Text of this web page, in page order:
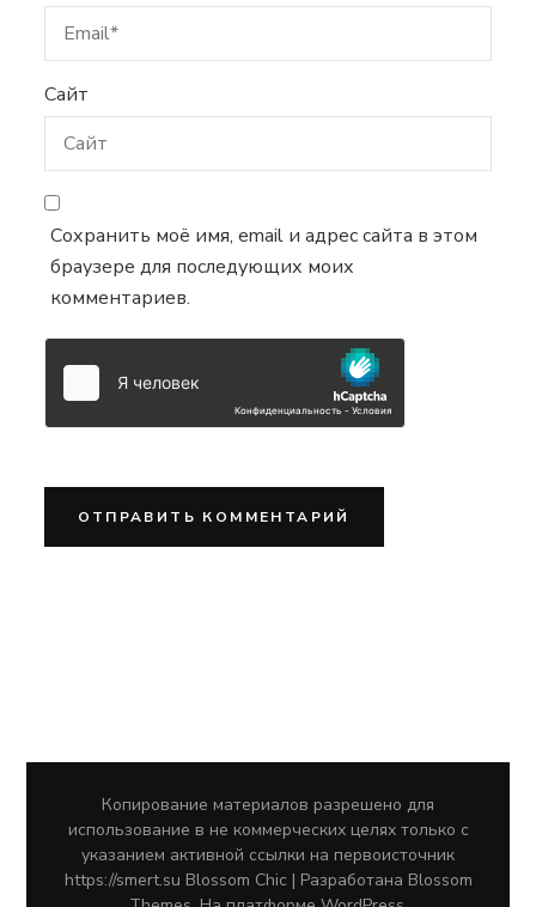
Сайт
Сохранить моё имя, email и адрес сайта в этом
браузере для последующих моих
комментариев.
Копирование материалов разрешено для
использование в не коммерческих целях только с
указанием активной ссылки на первоисточник
https://smert.su Blossom Chic | Разработана Blossom